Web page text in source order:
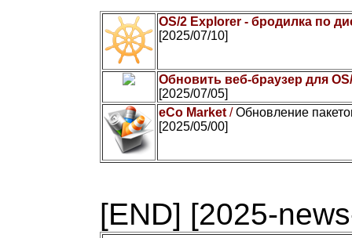
OS/2 Explorer - бродилка по
[2025/07/10]
Обновить веб-браузер для
[2025/07/05]
eCo Market /Обновление
[2025/05/00]
[END] [2025-